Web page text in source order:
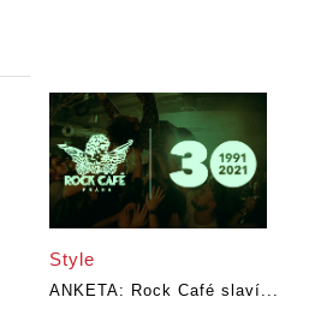
Style
ANKETA: Rock Café slaví...